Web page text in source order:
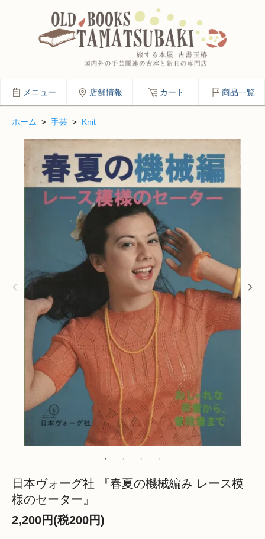
メニュー 店舗情報 カート 商品一覧
ホーム > 手芸 > Knit
日本ヴォーグ社 『春夏の機械編み レース模
様のセーター』
2,200円(税200円)